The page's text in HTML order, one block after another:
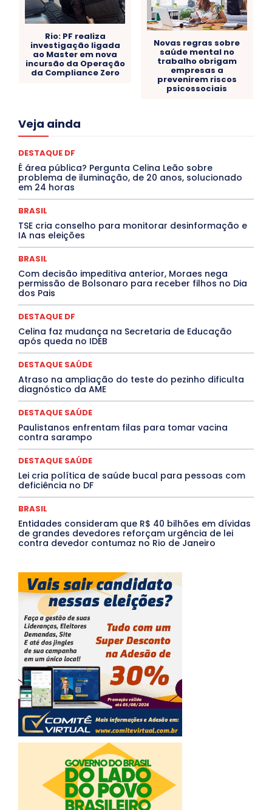
Rio: PF realiza
investigação ligada
ao Master em nova
incursão da Operação
da Compliance Zero
Novas regras sobre
saúde mental no
trabalho obrigam
empresas a
prevenirem riscos
psicossociais
Veja ainda
Acre
Ceará
CONTRATO TEMPORÁRIO
Crônica Política
Crônicas
CULTURA
Cultura e Tal
DANÇA Dengue
Denuncia
Destaques Enfermagem Unida
DISTRITO FEDERAL
EDUCAÇÃO
ELEIÇÕES
EMPREGO E OPORTUNIDADES
Espírito Santo
ESPORTE ESTÁGIO
EVENTOS
Febre Oropouche
FILMES
INTELIGÊNCIA ARTIFICIAL
INTERNACIONAL
Maranhão
Marburg
Mato Grosso
Mato Grosso do Sul
MOBILIDADE
MPOX MÚSICA
O Plantonista
Opinião
Oropouche Pará Paraíba
Paraná
QUALIFICAÇÃO PROFISSIONAL
Rio de Janeiro
Rio Grande do Sul
Roraima
Santa Catarina
Saúde Agora
SEGURANÇA
Soltando o Verbo
TÁ FROID?
Tocantins
Utilidade Pública ZikaVirus
Mais
DESTAQUE DF
É área pública? Pergunta Celina Leão sobre
problema de iluminação, de 20 anos, solucionado
em 24 horas
BRASIL
TSE cria conselho para monitorar desinformação e
IA nas eleições
BRASIL
Com decisão impeditiva anterior, Moraes nega
permissão de Bolsonaro para receber filhos no Dia
dos Pais
DESTAQUE DF
Celina faz mudança na Secretaria de Educação
após queda no IDEB
DESTAQUE SAÚDE
Atraso na ampliação do teste do pezinho dificulta
diagnóstico da AME
DESTAQUE SAÚDE
Paulistanos enfrentam filas para tomar vacina
contra sarampo
DESTAQUE SAÚDE
Lei cria política de saúde bucal para pessoas com
deficiência no DF
BRASIL
Entidades consideram que R$ 40 bilhões em dívidas
de grandes devedores reforçam urgência de lei
contra devedor contumaz no Rio de Janeiro